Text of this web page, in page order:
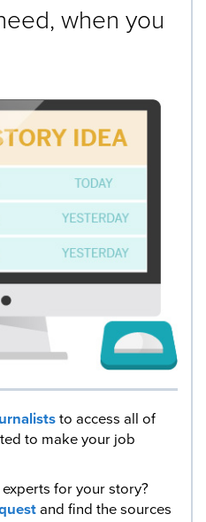
when you
to access all of
to make your job
for your story?
and find the sources